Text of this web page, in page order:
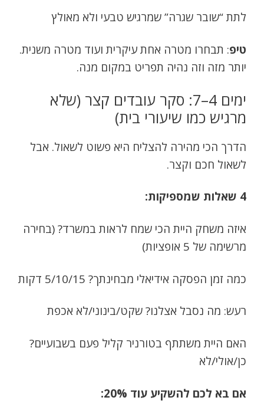
לתת “שובר שגרה” שמרגיש טבעי ולא מאולץ
טיפ: תבחרו מטרה אחת עיקרית ועוד מטרה משנית.
יותר מזה וזה נהיה תפריט במקום מנה.
ימים 4–7: סקר עובדים קצר (שלא
מרגיש כמו שיעורי בית)
הדרך הכי מהירה להצליח היא פשוט לשאול. אבל
לשאול חכם וקצר.
4 שאלות שמספיקות:
איזה משחק היית הכי שמח לראות במשרד? (בחירה
מרשימה של 5 אופציות)
כמה זמן הפסקה אידיאלי מבחינתך? 5/10/15 דקות
רעש: מה נסבל אצלנו? שקט/בינוני/לא אכפת
האם היית משתתף בטורניר קליל פעם בשבועיים?
כן/אולי/לא
אם בא לכם להשקיע עוד 20%: